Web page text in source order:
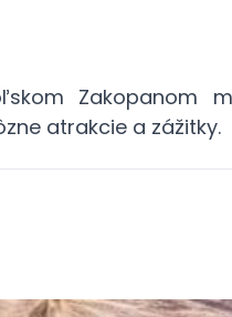
Zakopanom
atrakcie a zážitky.